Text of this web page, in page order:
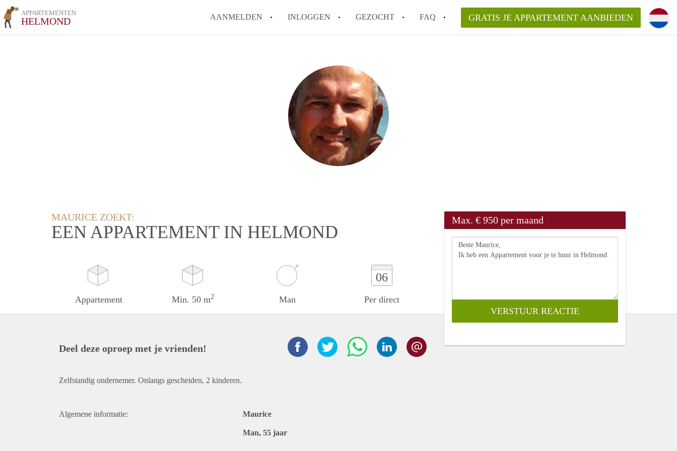
APPARTEMENTEN
HELMOND AANMELDEN INLOGGEN GEZOCHT FAQ
How to translate AppartementHelmond!
Wat is AppartementenHelmond?
Hoeveel kost het om te reageren op een Appartement in Helmond?
Tips: om in Helmond een appartement te vinden!
Wat is de privacyverklaring van AppartementenHelmond?
Alle veelgestelde vragen
GRATIS JE APPARTEMENT AANBIEDEN
MAURICE ZOEKT:
EEN APPARTEMENT IN HELMOND
Appartement Min. 50 m2 Man
06
Per direct
Max. € 950 per maand
Deel deze oproep met je vrienden!
Zelfstandig ondernemer. Onlangs gescheiden, 2 kinderen.
Algemene informatie: Maurice
Man, 55 jaar